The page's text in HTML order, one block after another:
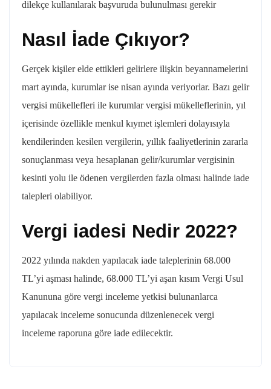
dilekçe kullanılarak başvuruda bulunulması gerekir
Nasıl İade Çıkıyor?
Gerçek kişiler elde ettikleri gelirlere ilişkin beyannamelerini
mart ayında, kurumlar ise nisan ayında veriyorlar. Bazı gelir
vergisi mükellefleri ile kurumlar vergisi mükelleflerinin, yıl
içerisinde özellikle menkul kıymet işlemleri dolayısıyla
kendilerinden kesilen vergilerin, yıllık faaliyetlerinin zararla
sonuçlanması veya hesaplanan gelir/kurumlar vergisinin
kesinti yolu ile ödenen vergilerden fazla olması halinde iade
talepleri olabiliyor.
Vergi iadesi Nedir 2022?
2022 yılında nakden yapılacak iade taleplerinin 68.000
TL’yi aşması halinde, 68.000 TL’yi aşan kısım Vergi Usul
Kanununa göre vergi inceleme yetkisi bulunanlarca
yapılacak inceleme sonucunda düzenlenecek vergi
inceleme raporuna göre iade edilecektir.